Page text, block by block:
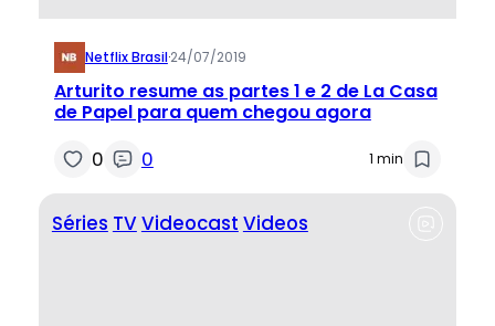
Netflix Brasil·24/07/2019
Arturito resume as partes 1 e 2 de La Casa
de Papel para quem chegou agora
0 0 1 min
Séries TVVideocast Videos